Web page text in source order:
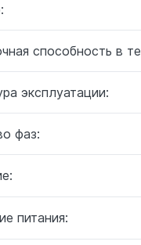
способность в
эксплуатации:
фаз:
питания: